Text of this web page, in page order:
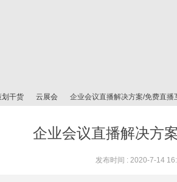
划干货 云展会 企业会议直播解决方案/免费直播
企业会议直播解决方
发布时间 : 2020-7-14